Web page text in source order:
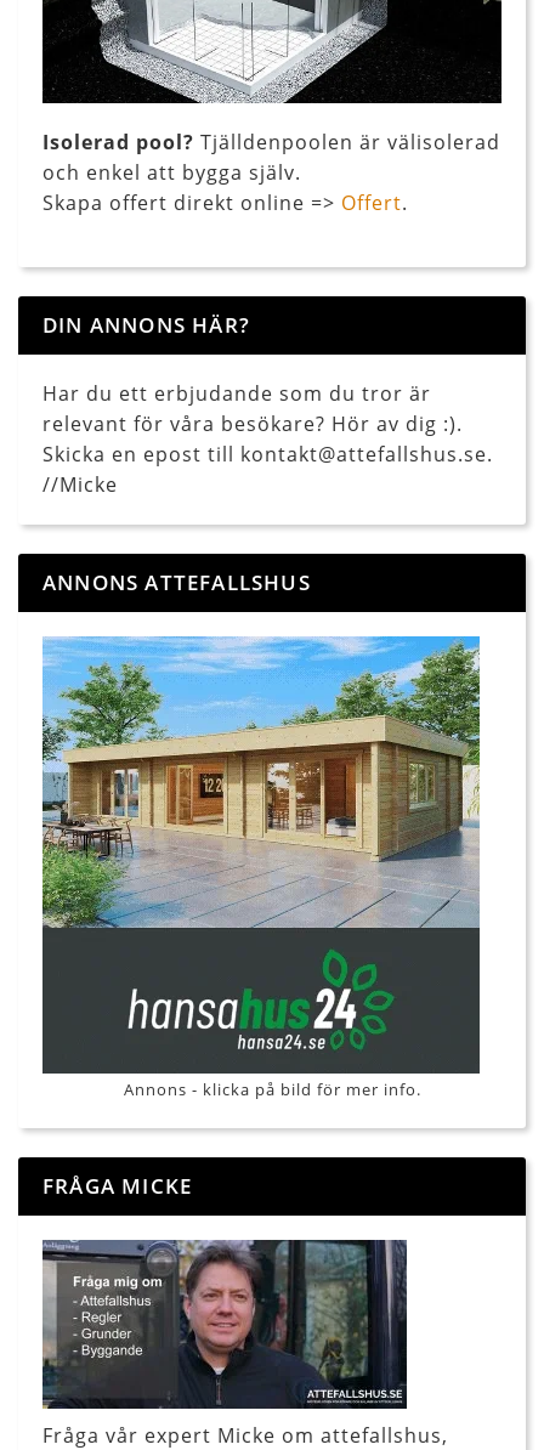
Isolerad pool? Tjälldenpoolen är välisolerad
och enkel att bygga själv.
Skapa offert direkt online => Offert.
DIN ANNONS HÄR?
Har du ett erbjudande som du tror är
relevant för våra besökare? Hör av dig :).
Skicka en epost till kontakt@attefallshus.se.
//Micke
ANNONS ATTEFALLSHUS
Annons - klicka på bild för mer info.
FRÅGA MICKE
Fråga vår expert Micke om attefallshus,